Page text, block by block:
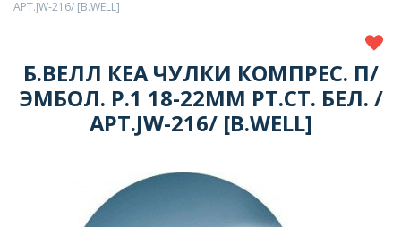
АРТ.JW-216/ [B.WELL]
Б.ВЕЛЛ КЕА ЧУЛКИ КОМПРЕС. П/
ЭМБОЛ. Р.1 18-22ММ РТ.СТ. БЕЛ. /
АРТ.JW-216/ [B.WELL]